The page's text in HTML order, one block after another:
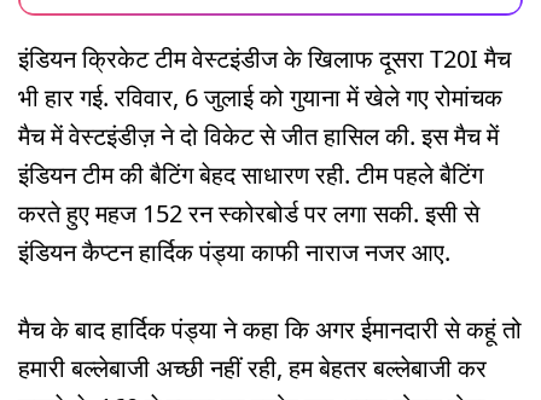
इंडियन क्रिकेट टीम वेस्टइंडीज के खिलाफ दूसरा T20I मैच
भी हार गई. रविवार, 6 जुलाई को गुयाना में खेले गए रोमांचक
मैच में वेस्टइंडीज़ ने दो विकेट से जीत हासिल की. इस मैच में
इंडियन टीम की बैटिंग बेहद साधारण रही. टीम पहले बैटिंग
करते हुए महज 152 रन स्कोरबोर्ड पर लगा सकी. इसी से
इंडियन कैप्टन हार्दिक पंड्या काफी नाराज नजर आए.
मैच के बाद हार्दिक पंड्या ने कहा कि अगर ईमानदारी से कहूं तो
हमारी बल्लेबाजी अच्छी नहीं रही, हम बेहतर बल्लेबाजी कर